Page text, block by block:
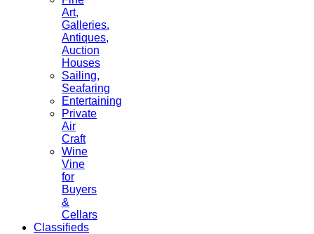
Art,
Galleries.
Antiques,
Auction
Houses
Sailing,
Seafaring
Entertaining
Private
Air
Craft
Wine
Vine
for
Buyers
&
Cellars
Classifieds